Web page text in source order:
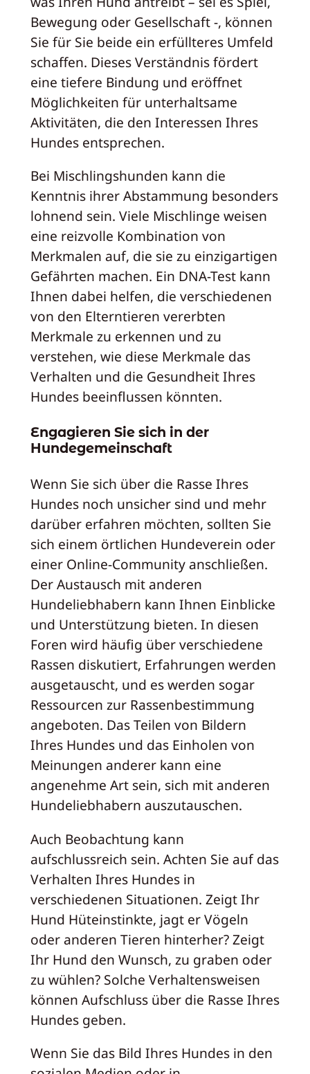
Bewegung oder Gesellschaft -, können
Sie für Sie beide ein erfüllteres Umfeld
schaffen. Dieses Verständnis fördert
eine tiefere Bindung und eröffnet
Möglichkeiten für unterhaltsame
Aktivitäten, die den Interessen Ihres
Hundes entsprechen.
Bei Mischlingshunden kann die
Kenntnis ihrer Abstammung besonders
lohnend sein. Viele Mischlinge weisen
eine reizvolle Kombination von
Merkmalen auf, die sie zu einzigartigen
Gefährten machen. Ein DNA-Test kann
Ihnen dabei helfen, die verschiedenen
von den Elterntieren vererbten
Merkmale zu erkennen und zu
verstehen, wie diese Merkmale das
Verhalten und die Gesundheit Ihres
Hundes beeinflussen könnten.
Engagieren Sie sich in der
Hundegemeinschaft
Wenn Sie sich über die Rasse Ihres
Hundes noch unsicher sind und mehr
darüber erfahren möchten, sollten Sie
sich einem örtlichen Hundeverein oder
einer Online-Community anschließen.
Der Austausch mit anderen
Hundeliebhabern kann Ihnen Einblicke
und Unterstützung bieten. In diesen
Foren wird häufig über verschiedene
Rassen diskutiert, Erfahrungen werden
ausgetauscht, und es werden sogar
Ressourcen zur Rassenbestimmung
angeboten. Das Teilen von Bildern
Ihres Hundes und das Einholen von
Meinungen anderer kann eine
angenehme Art sein, sich mit anderen
Hundeliebhabern auszutauschen.
Auch Beobachtung kann
aufschlussreich sein. Achten Sie auf das
Verhalten Ihres Hundes in
verschiedenen Situationen. Zeigt Ihr
Hund Hüteinstinkte, jagt er Vögeln
oder anderen Tieren hinterher? Zeigt
Ihr Hund den Wunsch, zu graben oder
zu wühlen? Solche Verhaltensweisen
können Aufschluss über die Rasse Ihres
Hundes geben.
Wenn Sie das Bild Ihres Hundes in den